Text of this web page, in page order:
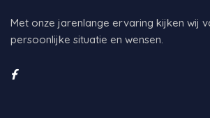
Met onze jarenlange ervaring kijken wij
persoonlijke situatie en wensen.